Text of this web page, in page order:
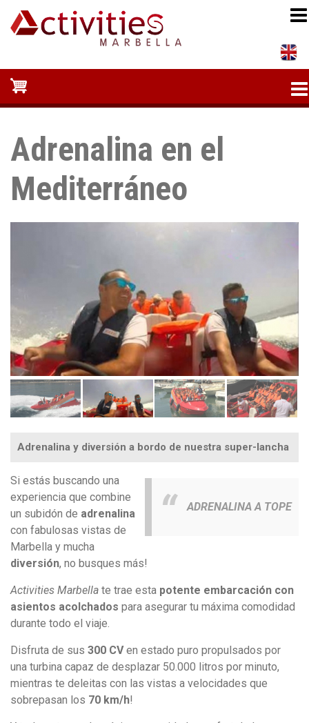
Pasar
Adrenalina en el
Mediterráneo
Adrenalina y diversión a bordo de nuestra super-lancha
ADRENALINA A TOPE
Si estás buscando una
experiencia que combine
un subidón de adrenalina
con fabulosas vistas de
Marbella y mucha
diversión, no busques más!
Activities Marbella te trae esta potente embarcación con
asientos acolchados para asegurar tu máxima comodidad
durante todo el viaje.
Disfruta de sus 300 CVen estado puro propulsados por
una turbina capaz de desplazar 50.000 litros por minuto,
mientras te deleitas con las vistas a velocidades que
sobrepasan los 70 km/h!